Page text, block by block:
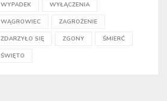
WYPADEK WYŁĄCZENIA
WĄGROWIEC ZAGROŻENIE
ZDARZYŁO SIĘ ZGONY ŚMIERĆ
ŚWIĘTO